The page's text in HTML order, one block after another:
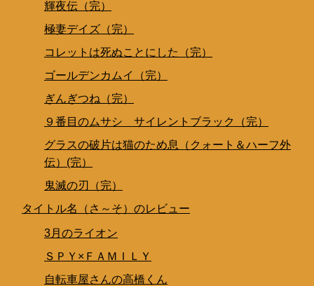
輝夜伝（完）
極妻デイズ（完）
コレットは死ぬことにした（完）
ゴールデンカムイ（完）
ぎんぎつね（完）
９番目のムサシ サイレントブラック（完）
グラスの破片は猫のため息（クォート＆ハーフ外
伝）(完）
鬼滅の刃（完）
タイトル名（さ～そ）のレビュー
3月のライオン
ＳＰＹ×ＦＡＭＩＬＹ
自転車屋さんの高橋くん